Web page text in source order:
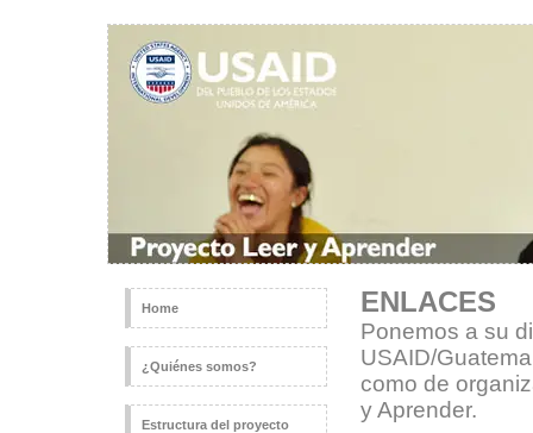
Home
¿Quiénes somos?
Estructura del proyecto
ENLACES
Ponemos a su
USAID/
como de
y Aprender.